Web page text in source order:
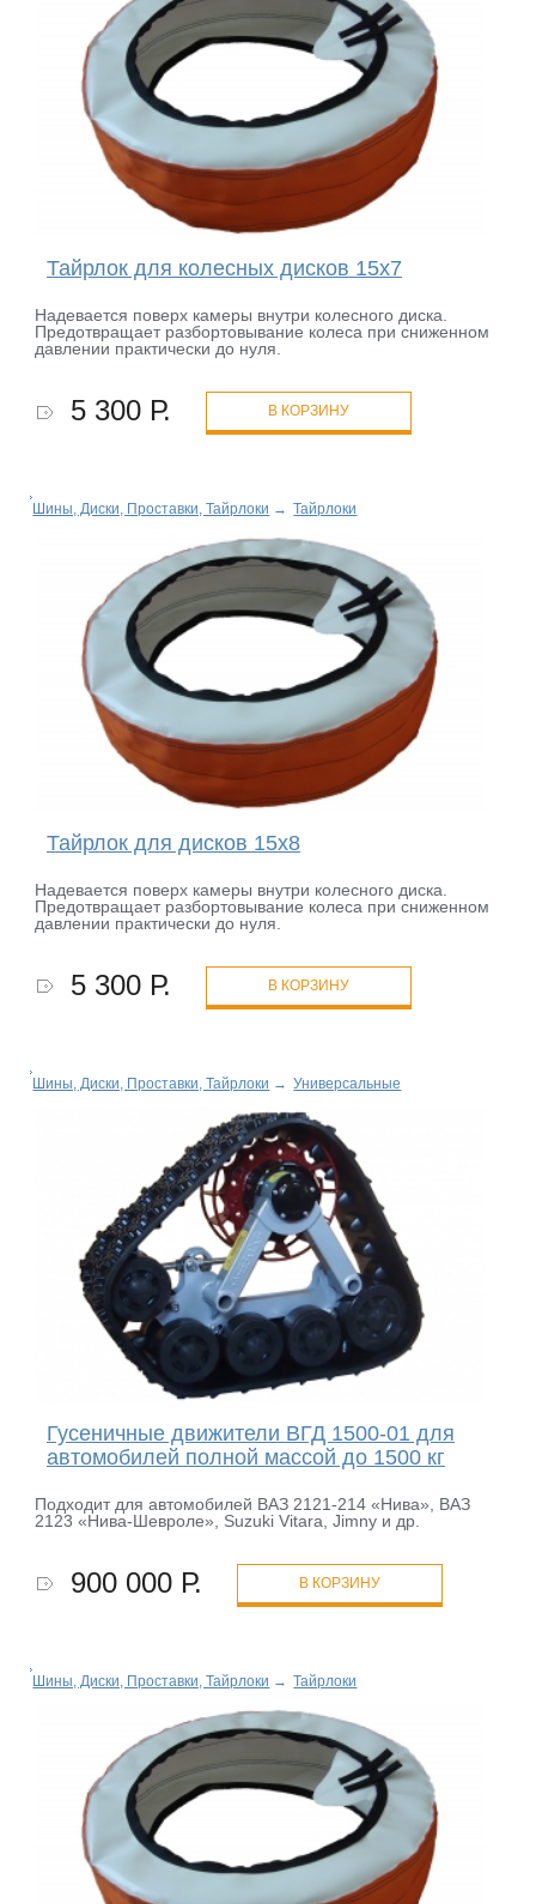
Тайрлок для колесных дисков 15х7
Надевается поверх камеры внутри колесного диска.
Предотвращает разбортовывание колеса при сниженном
давлении практически до нуля.
5 300 Р. В КОРЗИНУ
Шины, Диски, Проставки, Тайрлоки → Тайрлоки
Тайрлок для дисков 15х8
Надевается поверх камеры внутри колесного диска.
Предотвращает разбортовывание колеса при сниженном
давлении практически до нуля.
5 300 Р. В КОРЗИНУ
Шины, Диски, Проставки, Тайрлоки → Универсальные
Гусеничные движители ВГД 1500-01 для
автомобилей полной массой до 1500 кг
Подходит для автомобилей ВАЗ 2121-214 «Нива», ВАЗ
2123 «Нива-Шевроле», Suzuki Vitara, Jimny и др.
900 000 Р. В КОРЗИНУ
Шины, Диски, Проставки, Тайрлоки → Тайрлоки